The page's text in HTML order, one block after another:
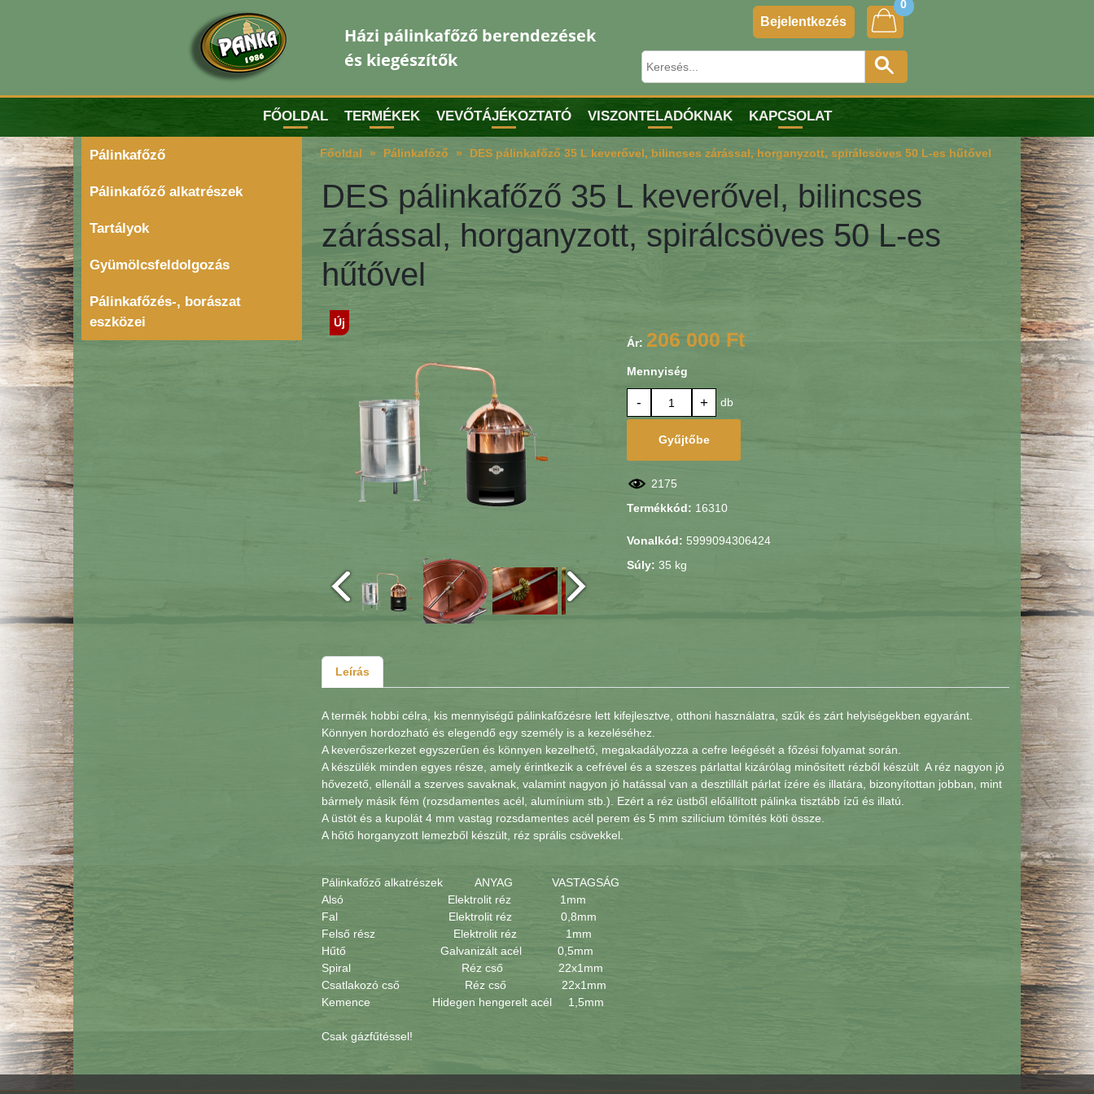
Házi pálinkafőző berendezések
és kiegészítők
Bejelentkezés
0
FŐOLDAL TERMÉKEK VEVŐTÁJÉKOZTATÓ VISZONTELADÓKNAK KAPCSOLAT
Pálinkafőző
Pálinkafőző alkatrészek
Tartályok
Gyümölcsfeldolgozás
Pálinkafőzés-, borászat
eszközei
Főoldal Pálinkafőző DES pálinkafőző 35 L keverővel, bilincses zárással, horganyzott, spirálcsöves 50 L-es hűtővel
DES pálinkafőző 35 L keverővel, bilincses
zárással, horganyzott, spirálcsöves 50 L-es
hűtővel
Új
Ár: 206 000 Ft
Mennyiség
- + db
Gyűjtőbe
2175
Termékkód: 16310
Vonalkód: 5999094306424
Súly: 35 kg
Leírás
A termék hobbi célra, kis mennyiségű pálinkafőzésre lett kifejlesztve, otthoni használatra, szűk és zárt helyiségekben egyaránt.
Könnyen hordozható és elegendő egy személy is a kezeléséhez.
A keverőszerkezet egyszerűen és könnyen kezelhető, megakadályozza a cefre leégését a főzési folyamat során.
A készülék minden egyes része, amely érintkezik a cefrével és a szeszes párlattal kizárólag minősített rézből készült A réz nagyon jó
hővezető, ellenáll a szerves savaknak, valamint nagyon jó hatással van a desztillált párlat ízére és illatára, bizonyítottan jobban, mint
bármely másik fém (rozsdamentes acél, alumínium stb.). Ezért a réz üstből előállított pálinka tisztább ízű és illatú.
A üstöt és a kupolát 4 mm vastag rozsdamentes acél perem és 5 mm szilícium tömítés köti össze.
A hőtő horganyzott lemezből készült, réz sprális csövekkel.
Pálinkafőző alkatrészek ANYAG VASTAGSÁG
Alsó Elektrolit réz 1mm
Fal Elektrolit réz 0,8mm
Felső rész Elektrolit réz 1mm
Hűtő Galvanizált acél 0,5mm
Spiral Réz cső 22x1mm
Csatlakozó cső Réz cső 22x1mm
Kemence Hidegen hengerelt acél 1,5mm
Csak gázfűtéssel!